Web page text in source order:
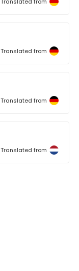
Translated from
Translated from
Translated from